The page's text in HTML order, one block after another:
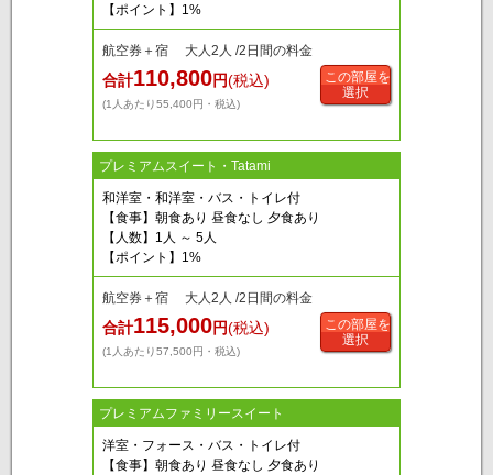
【ポイント】1%
航空券＋宿 大人2人 /2日間の料金
合計110,800円(税込)
(1人あたり55,400円・税込)
この部屋を
選択
プレミアムスイート・Tatami
和洋室・和洋室・バス・トイレ付
【食事】朝食あり 昼食なし 夕食あり
【人数】1人 ～ 5人
【ポイント】1%
航空券＋宿 大人2人 /2日間の料金
合計115,000円(税込)
(1人あたり57,500円・税込)
この部屋を
選択
プレミアムファミリースイート
洋室・フォース・バス・トイレ付
【食事】朝食あり 昼食なし 夕食あり